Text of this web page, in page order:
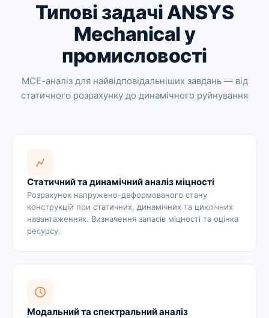
Типові задачі ANSYS
Mechanical у
промисловості
МСЕ-аналіз для найвідповідальніших завдань — від
статичного розрахунку до динамічного руйнування
Статичний та динамічний аналіз міцності
Розрахунок напружено-деформованого стану
конструкцій при статичних, динамічних та циклічних
навантаженнях. Визначення запасів міцності та оцінка
ресурсу.
Модальний та спектральний аналіз